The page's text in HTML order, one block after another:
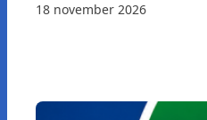
18 november 2026